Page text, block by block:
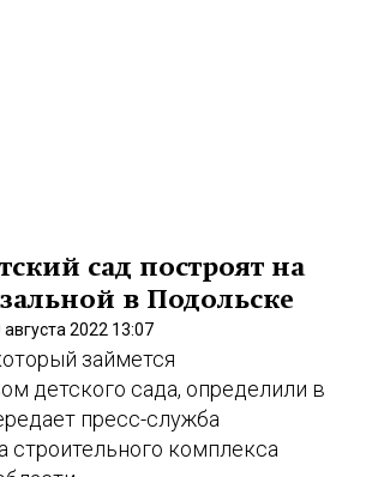
сад построят на
в Подольске
августа 2022 13:07
займется
детского сада, определили в
пресс-служба
строительного комплекса